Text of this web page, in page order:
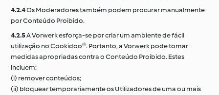
4.2.4Os Moderadores também podem procurar manualmente
por Conteúdo Proibido.
4.2.5A Vorwerk esforça-se por criar um ambiente de fácil
utilização no Cookidoo®. Portanto, a Vorwerk pode tomar
medidas apropriadas contra o Conteúdo Proibido. Estes
incluem:
(i) remover conteúdos;
(ii) bloquear temporariamente os Utilizadores de uma ou mais